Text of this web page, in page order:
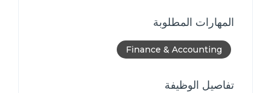
المهارات المطلوبة
Finance & Accounting
تفاصيل الوظيفة